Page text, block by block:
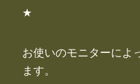
★
お使いのモニターによ
ます。